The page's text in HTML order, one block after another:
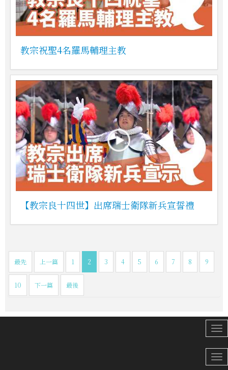
教宗祝聖4名羅馬輔理主教
【教宗良十四世】出席瑞士衛隊新兵宣誓禮
最先 上一篇 1 2 3 4 5 6 7 8 9
10 下一篇 最後